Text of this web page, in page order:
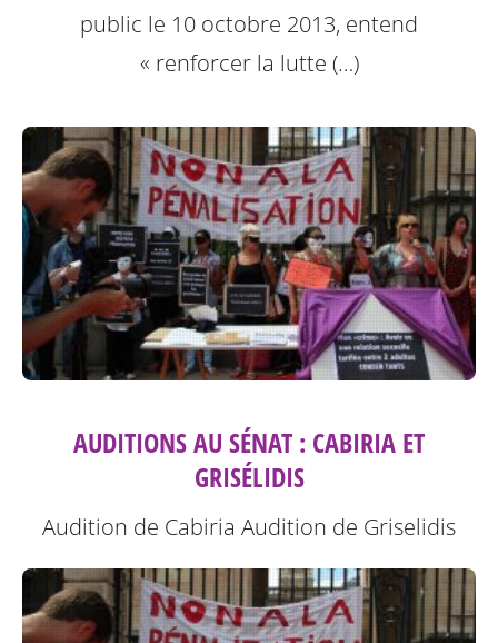
public le 10 octobre 2013, entend
« renforcer la lutte (…)
AUDITIONS AU SÉNAT : CABIRIA ET
GRISÉLIDIS
Audition de Cabiria Audition de Griselidis